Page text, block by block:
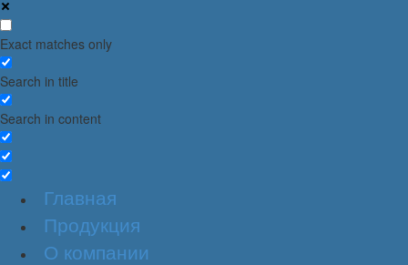
Exact matches only
Search in title
Search in content
Главная
Продукция
О компании